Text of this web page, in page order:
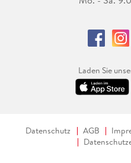
Laden Sie
Datenschutz AGB